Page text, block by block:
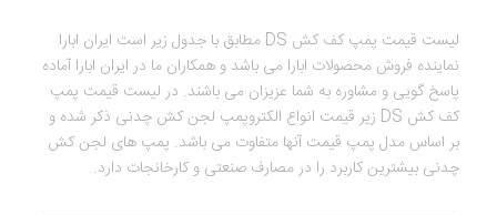
لیست قیمت پمپ کف کش DS مطابق با جدول زیر است ایران ابارا
نماینده فروش محصولات ابارا می باشد و همکاران ما در ایران ابارا آماده
پاسخ گویی و مشاوره به شما عزیزان می باشند. در لیست قیمت پمپ
کف کش DS زیر قیمت انواع الکتروپمپ لجن کش چدنی ذکر شده و
بر اساس مدل پمپ قیمت آنها متفاوت می باشد. پمپ های لجن کش
چدنی بیشترین کاربرد را در مصارف صنعتی و کارخانجات دارد.